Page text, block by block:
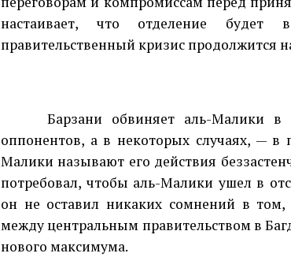
настаивает, что отделение будет
правительственный кризис продолжится
Барзани обвиняет аль-Малики в
оппонентов, а в некоторых случаях, — в
Малики называют его действия
потребовал, чтобы аль-Малики ушел в
он не оставил никаких сомнений в
между центральным правительством в
нового максимума.